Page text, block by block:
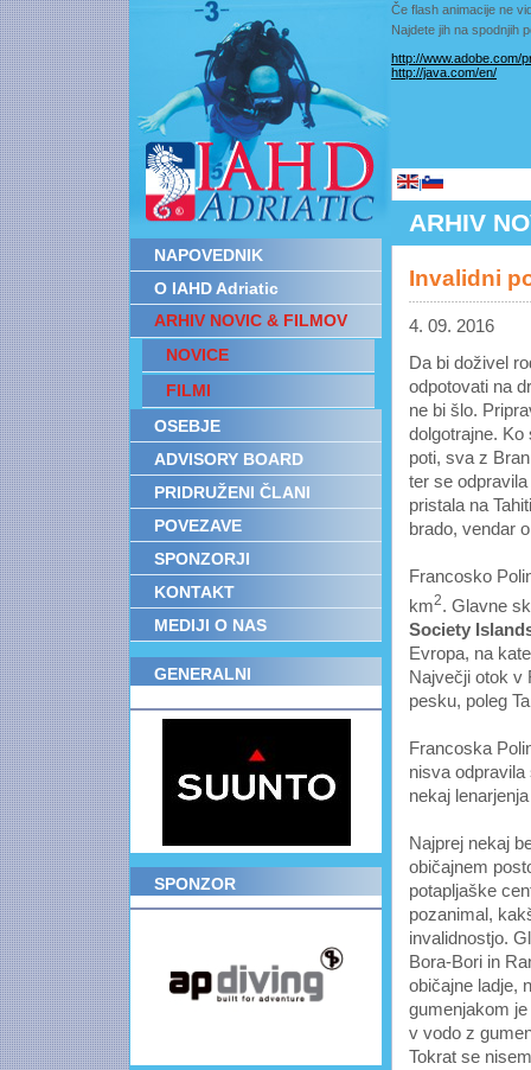
Če flash animacije ne
Najdete jih na spodnjih
http://www.adobe.com/
http://java.com/en/
NAPOVEDNIK
O IAHD Adriatic
ARHIV NOVIC & FILMOV
NOVICE
FILMI
OSEBJE
ADVISORY BOARD
PRIDRUŽENI ČLANI
POVEZAVE
SPONZORJI
KONTAKT
MEDIJI O NAS
GENERALNI
SPONZOR
|
ARHIV
Invalidni
4. 09. 2016
Da bi doživel
odpotovati na
ne bi šlo.
dolgotrajne. Ko
poti, sva z
ter se
pristala na
brado, vendar
Francosko
km2. Glavne
Society
Evropa, na
Največji otok v
pesku, poleg
Francoska
nisva
nekaj
Najprej nekaj
običajnem
potapljaške
pozanimal,
invalidnostjo.
Bora-Bori in
običajne ladje,
gumenjakom
v vodo z
Tokrat se